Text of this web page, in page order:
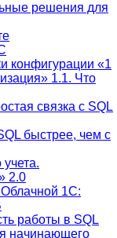
решения для
конфигурации «1
1.1. Что
связка с SQL
быстрее, чем с
учета.
2.0
1С:
работы в SQL
начинающего